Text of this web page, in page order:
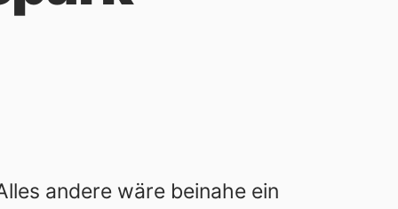
andere wäre beinahe ein